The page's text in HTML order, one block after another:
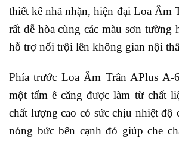
thiết kế nhã nhặn, hiện đại Loa Âm
rất dễ hòa cùng các màu sơn tường
hỗ trợ nổi trội lên không gian nội
Phía trước Loa Âm Trân APlus A-
một tấm ê căng được làm từ chất
chất lượng cao có sức chịu nhiệt độ
nóng bức bên cạnh đó giúp che